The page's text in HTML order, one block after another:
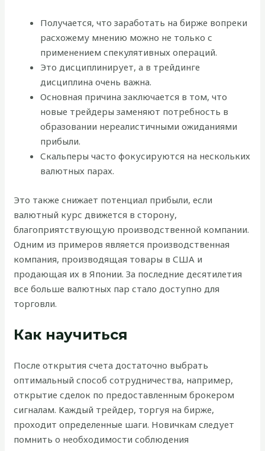
Получается, что заработать на бирже вопреки
расхожему мнению можно не только с
применением спекулятивных операций.
Это дисциплинирует, а в трейдинге
дисциплина очень важна.
Основная причина заключается в том, что
новые трейдеры заменяют потребность в
образовании нереалистичными ожиданиями
прибыли.
Скальперы часто фокусируются на нескольких
валютных парах.
Это также снижает потенциал прибыли, если
валютный курс движется в сторону,
благоприятствующую производственной компании.
Одним из примеров является производственная
компания, производящая товары в США и
продающая их в Японии. За последние десятилетия
все больше валютных пар стало доступно для
торговли.
Как научиться
После открытия счета достаточно выбрать
оптимальный способ сотрудничества, например,
открытие сделок по предоставленным брокером
сигналам. Каждый трейдер, торгуя на бирже,
проходит определенные шаги. Новичкам следует
помнить о необходимости соблюдения